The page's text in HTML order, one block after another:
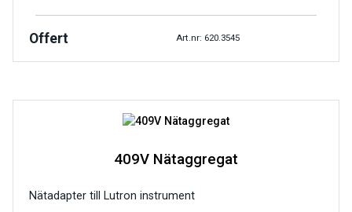
Offert Art.nr: 620.3545
409V Nätaggregat
Nätadapter till Lutron instrument